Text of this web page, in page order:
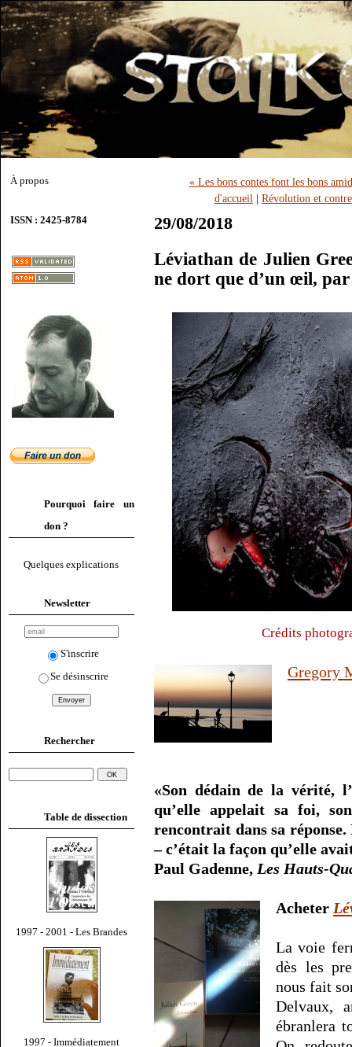
À propos
ISSN : 2425-8784
Pourquoi faire un
don ?
Quelques explications
Newsletter
S'inscrire
Se désinscrire
Rechercher
Table de dissection
1997 - 2001 - Les Brandes
1997 - Immédiatement
« Les bons contes font les bons
d'accueil | Révolution et
29/08/2018
Léviathan de Julien
ne dort que d’un œil,
Crédits
Gregory
«Son dédain de la vérité,
qu’elle appelait sa foi,
rencontrait dans sa
– c’était la façon qu’elle
Paul Gadenne, Les Hauts-
Acheter
La voie
dès les
nous fait
Delvaux,
ébranlera